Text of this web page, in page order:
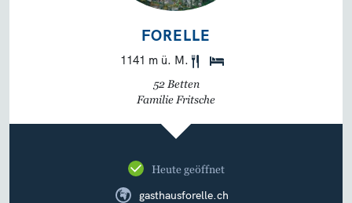
FORELLE
1141 m ü. M.
52 Betten
Familie Fritsche
Heute geöffnet
gasthausforelle.ch